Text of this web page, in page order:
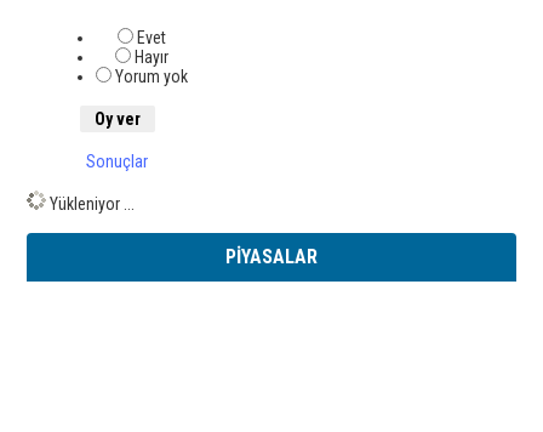
Evet
Hayır
Yorum yok
Sonuçlar
Yükleniyor ...
PİYASALAR